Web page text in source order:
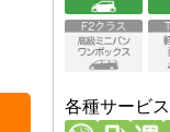
各種サービス